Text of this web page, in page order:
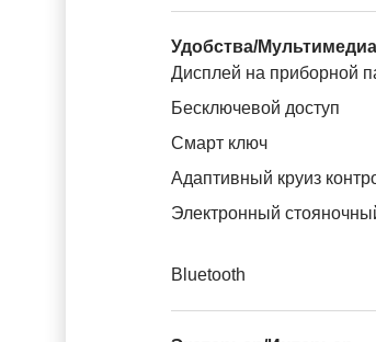
Удобства/Мультимедиа
Дисплей на приборной
Бесключевой доступ
Смарт ключ
Адаптивный круиз
Электронный
Bluetooth